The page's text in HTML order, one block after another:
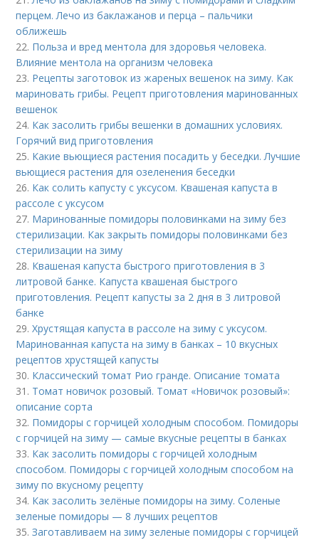
перцем. Лечо из баклажанов и перца – пальчики
оближешь
22. Польза и вред ментола для здоровья человека.
Влияние ментола на организм человека
23. Рецепты заготовок из жареных вешенок на зиму. Как
мариновать грибы. Рецепт приготовления маринованных
вешенок
24. Как засолить грибы вешенки в домашних условиях.
Горячий вид приготовления
25. Какие вьющиеся растения посадить у беседки. Лучшие
вьющиеся растения для озеленения беседки
26. Как солить капусту с уксусом. Квашеная капуста в
рассоле с уксусом
27. Маринованные помидоры половинками на зиму без
стерилизации. Как закрыть помидоры половинками без
стерилизации на зиму
28. Квашеная капуста быстрого приготовления в 3
литровой банке. Капуста квашеная быстрого
приготовления. Рецепт капусты за 2 дня в 3 литровой
банке
29.Хрустящая капуста в рассоле на зиму с уксусом.
Маринованная капуста на зиму в банках – 10 вкусных
рецептов хрустящей капусты
30. Классический томат Рио гранде. Описание томата
31. Томат новичок розовый. Томат «Новичок розовый»:
описание сорта
32. Помидоры с горчицей холодным способом. Помидоры
с горчицей на зиму — самые вкусные рецепты в банках
33. Как засолить помидоры с горчицей холодным
способом. Помидоры с горчицей холодным способом на
зиму по вкусному рецепту
34. Как засолить зелёные помидоры на зиму. Соленые
зеленые помидоры — 8 лучших рецептов
35.Заготавливаем на зиму зеленые помидоры с горчицей